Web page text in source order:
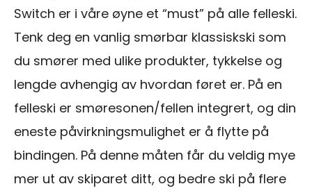
Switch er i våre øyne et “must” på alle felleski.
Tenk deg en vanlig smørbar klassiskski som
du smører med ulike produkter, tykkelse og
lengde avhengig av hvordan føret er. På en
felleski er smøresonen/fellen integrert, og din
eneste påvirkningsmulighet er å flytte på
bindingen. På denne måten får du veldig mye
mer ut av skiparet ditt, og bedre ski på flere